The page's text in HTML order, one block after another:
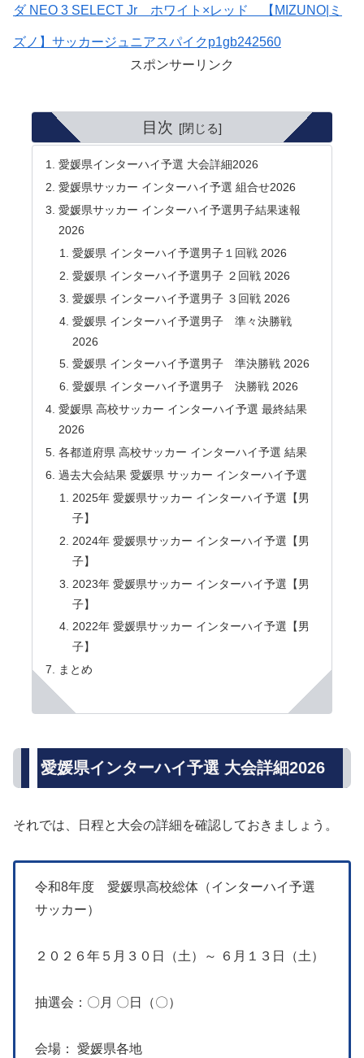
ダ NEO 3 SELECT Jr ホワイト×レッド 【MIZUNO|ミ
ズノ】サッカージュニアスパイクp1gb242560
スポンサーリンク
目次
愛媛県インターハイ予選 大会詳細2026
愛媛県サッカー インターハイ予選 組合せ2026
愛媛県サッカー インターハイ予選男子結果速報
2026
愛媛県 インターハイ予選男子１回戦 2026
愛媛県 インターハイ予選男子 ２回戦 2026
愛媛県 インターハイ予選男子 ３回戦 2026
愛媛県 インターハイ予選男子 準々決勝戦
2026
愛媛県 インターハイ予選男子 準決勝戦 2026
愛媛県 インターハイ予選男子 決勝戦 2026
愛媛県 高校サッカー インターハイ予選 最終結果
2026
各都道府県 高校サッカー インターハイ予選 結果
過去大会結果 愛媛県 サッカー インターハイ予選
2025年 愛媛県サッカー インターハイ予選【男
子】
2024年 愛媛県サッカー インターハイ予選【男
子】
2023年 愛媛県サッカー インターハイ予選【男
子】
2022年 愛媛県サッカー インターハイ予選【男
子】
まとめ
愛媛県インターハイ予選 大会詳細2026
それでは、日程と大会の詳細を確認しておきましょう。
令和8年度 愛媛県高校総体（インターハイ予選
サッカー）
２０２６年５月３０日（土）～ ６月１３日（土）
抽選会：〇月 〇日（〇）
会場： 愛媛県各地